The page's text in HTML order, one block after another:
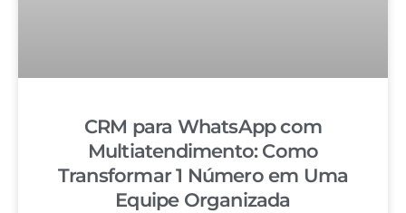
CRM para WhatsApp com
Multiatendimento: Como
Transformar 1 Número em Uma
Equipe Organizada